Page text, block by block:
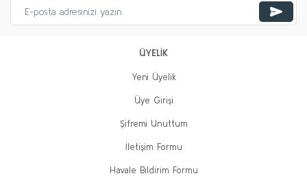
ÜYELİK
Yeni Üyelik
Üye Girişi
Şifremi Unuttum
İletişim Formu
Havale Bildirim Formu